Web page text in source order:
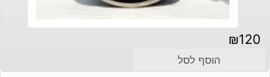
₪120
הוסף לסל